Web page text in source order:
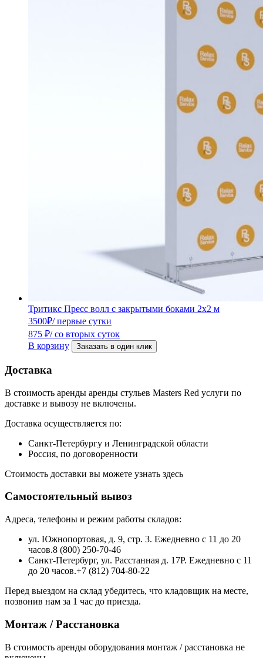
Тритикс Пресс волл с закрытыми боками 2х2 м
3500₽/ первые сутки
875 ₽/ со вторых суток
В корзину
Заказать в один клик
Доставка
В стоимость аренды аренды стульев Masters Red услуги по
доставке и вывозу не включены.
Доставка осуществляется по:
Санкт-Петербургу и Ленинградской области
Россия, по договоренности
Стоимость доставки вы можете узнать здесь
Самостоятельный вывоз
Адреса, телефоны и режим работы складов:
ул. Южнопортовая, д. 9, стр. 3. Ежедневно с 11 до 20
часов.8 (800) 250-70-46
Санкт-Петербург, ул. Расстанная д. 17Р. Ежедневно с 11
до 20 часов.+7 (812) 704-80-22
Перед выездом на склад убедитесь, что кладовщик на месте,
позвонив нам за 1 час до приезда.
Монтаж / Расстановка
В стоимость аренды оборудования монтаж / расстановка не